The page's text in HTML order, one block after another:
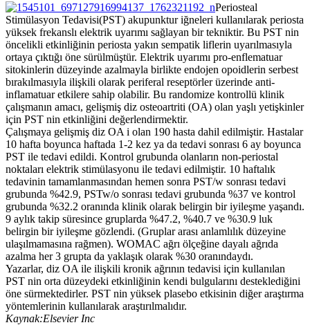
Periosteal
Stimülasyon Tedavisi(PST) akupunktur iğneleri kullanılarak periosta
yüksek frekanslı elektrik uyarımı sağlayan bir tekniktir. Bu PST nin
öncelikli etkinliğinin periosta yakın sempatik liflerin uyarılmasıyla
ortaya çıktığı öne sürülmüştür. Elektrik uyarımı pro-enflematuar
sitokinlerin düzeyinde azalmayla birlikte endojen opoidlerin serbest
bırakılmasıyla ilişkili olarak periferal reseptörler üzerinde anti-
inflamatuar etkilere sahip olabilir. Bu randomize kontrollü klinik
çalışmanın amacı, gelişmiş diz osteoartriti (OA) olan yaşlı yetişkinler
için PST nin etkinliğini değerlendirmektir.
Çalışmaya gelişmiş diz OA i olan 190 hasta dahil edilmiştir. Hastalar
10 hafta boyunca haftada 1-2 kez ya da tedavi sonrası 6 ay boyunca
PST ile tedavi edildi. Kontrol grubunda olanların non-periostal
noktaları elektrik stimülasyonu ile tedavi edilmiştir. 10 haftalık
tedavinin tamamlanmasından hemen sonra PST/w sonrası tedavi
grubunda %42.9, PSTw/o sonrası tedavi grubunda %37 ve kontrol
grubunda %32.2 oranında klinik olarak belirgin bir iyileşme yaşandı.
9 aylık takip süresince gruplarda %47.2, %40.7 ve %30.9 luk
belirgin bir iyileşme gözlendi. (Gruplar arası anlamlılık düzeyine
ulaşılmamasına rağmen). WOMAC ağrı ölçeğine dayalı ağrıda
azalma her 3 grupta da yaklaşık olarak %30 oranındaydı.
Yazarlar, diz OA ile ilişkili kronik ağrının tedavisi için kullanılan
PST nin orta düzeydeki etkinliğinin kendi bulgularını desteklediğini
öne sürmektedirler. PST nin yüksek plasebo etkisinin diğer araştırma
yöntemlerinin kullanılarak araştırılmalıdır.
Kaynak:Elsevier Inc